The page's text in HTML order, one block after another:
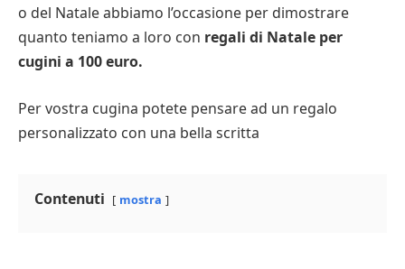
o del Natale abbiamo l’occasione per dimostrare
quanto teniamo a loro con regali di Natale per
cugini a 100 euro.
Per vostra cugina potete pensare ad un regalo
personalizzato con una bella scritta
Contenuti mostra